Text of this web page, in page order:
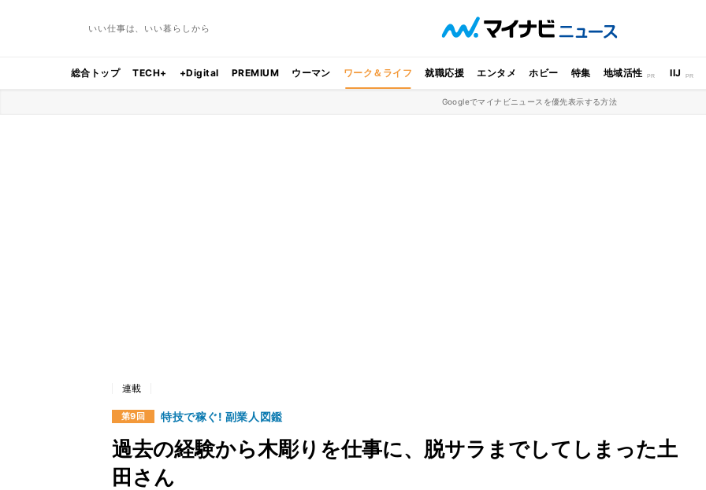
いい仕事は、いい暮らしから
総合トップ TECH+ +Digital PREMIUM ウーマン ワーク＆ライフ 就職応援 エンタメ ホビー 特集 地域活性 IIJ
Googleでマイナビニュースを優先表示する方法
連載
第9回 特技で稼ぐ! 副業人図鑑
過去の経験から木彫りを仕事に、脱サラまでしてしまった土
田さん